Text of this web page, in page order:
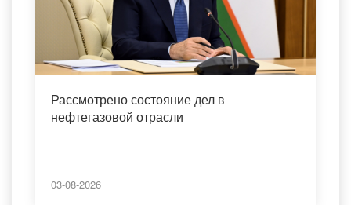
Рассмотрено состояние дел в
нефтегазовой отрасли
03-08-2026